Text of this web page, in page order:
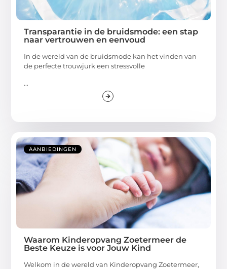
Transparantie in de bruidsmode: een stap
naar vertrouwen en eenvoud
In de wereld van de bruidsmode kan het vinden van
de perfecte trouwjurk een stressvolle
...
AANBIEDINGEN
Waarom Kinderopvang Zoetermeer de
Beste Keuze is voor Jouw Kind
Welkom in de wereld van Kinderopvang Zoetermeer,